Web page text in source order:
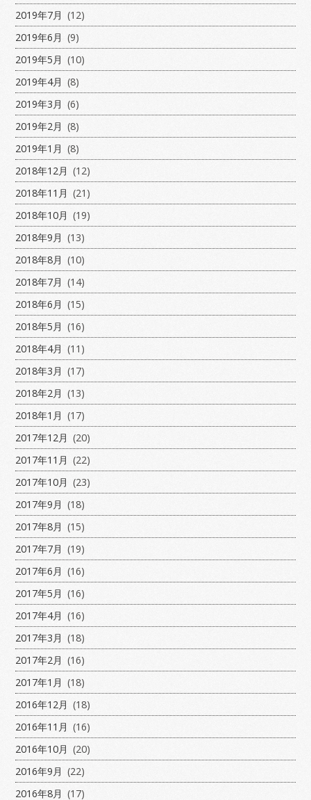
2019年7月 (12)
2019年6月 (9)
2019年5月 (10)
2019年4月 (8)
2019年3月 (6)
2019年2月 (8)
2019年1月 (8)
2018年12月 (12)
2018年11月 (21)
2018年10月 (19)
2018年9月 (13)
2018年8月 (10)
2018年7月 (14)
2018年6月 (15)
2018年5月 (16)
2018年4月 (11)
2018年3月 (17)
2018年2月 (13)
2018年1月 (17)
2017年12月 (20)
2017年11月 (22)
2017年10月 (23)
2017年9月 (18)
2017年8月 (15)
2017年7月 (19)
2017年6月 (16)
2017年5月 (16)
2017年4月 (16)
2017年3月 (18)
2017年2月 (16)
2017年1月 (18)
2016年12月 (18)
2016年11月 (16)
2016年10月 (20)
2016年9月 (22)
2016年8月 (17)